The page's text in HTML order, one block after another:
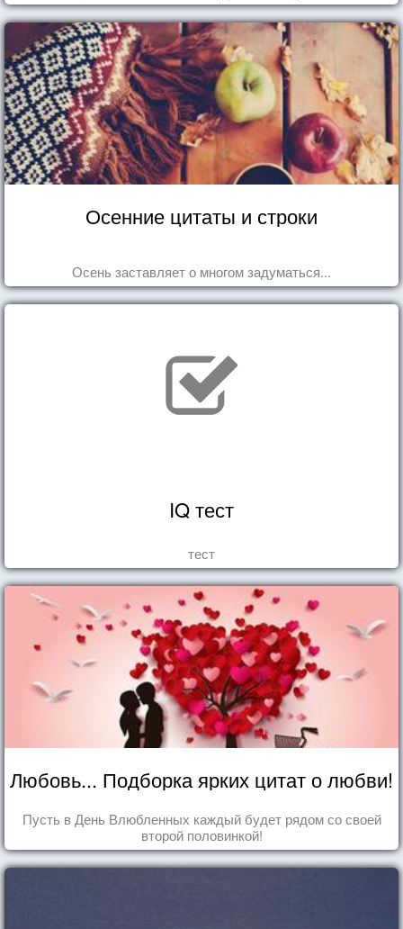
Осенние цитаты и строки
Осень заставляет о многом задуматься...
IQ тест
тест
Любовь... Подборка ярких цитат о любви!
Пусть в День Влюбленных каждый будет рядом со своей
второй половинкой!